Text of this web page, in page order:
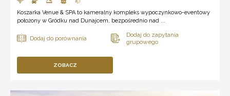
Koszarka Venue & SPA to kameralny kompleks wypoczynkowo-eventowy
położony w Gródku nad Dunajcem, bezpośrednio nad ...
ZOBACZ